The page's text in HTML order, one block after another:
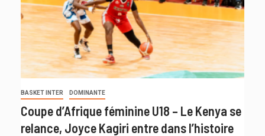
BASKET INTER DOMINANTE
Coupe d’Afrique féminine U18 – Le Kenya se
relance, Joyce Kagiri entre dans l’histoire